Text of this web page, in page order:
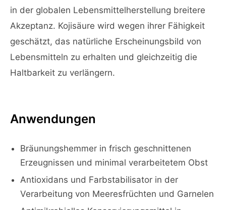
in der globalen Lebensmittelherstellung breitere
Akzeptanz. Kojisäure wird wegen ihrer Fähigkeit
geschätzt, das natürliche Erscheinungsbild von
Lebensmitteln zu erhalten und gleichzeitig die
Haltbarkeit zu verlängern.
Anwendungen
Bräunungshemmer in frisch geschnittenen
Erzeugnissen und minimal verarbeitetem Obst
Antioxidans und Farbstabilisator in der
Verarbeitung von Meeresfrüchten und Garnelen